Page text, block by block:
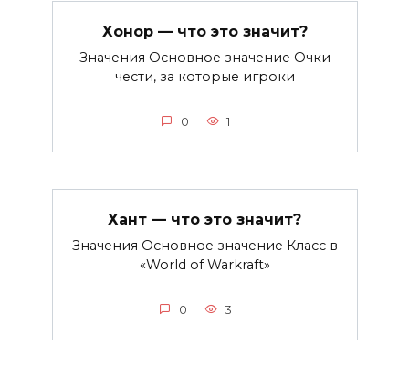
Хонор — что это значит?
Значения Основное значение Очки
чести, за которые игроки
0 1
Хант — что это значит?
Значения Основное значение Класс в
«World of Warkraft»
0 3